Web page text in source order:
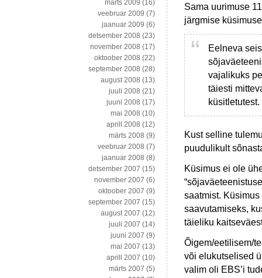
Sama uurimuse
järgmise
Eelneva
vajalikuks
täiesti
küsitletutest.
Kust selline
puudulikult
Küsimus ei ole
saatmist.
saavutamiseks,
täieliku
Õigem/eetilisem/
või elukutselised
valim oli EBS’i
märts 2009 (16)
veebruar 2009 (7)
jaanuar 2009 (6)
detsember 2008 (23)
november 2008 (17)
oktoober 2008 (22)
september 2008 (28)
august 2008 (13)
juuli 2008 (21)
juuni 2008 (17)
mai 2008 (10)
aprill 2008 (12)
märts 2008 (9)
veebruar 2008 (7)
jaanuar 2008 (8)
detsember 2007 (15)
november 2007 (6)
oktoober 2007 (9)
september 2007 (15)
august 2007 (12)
juuli 2007 (14)
juuni 2007 (9)
mai 2007 (13)
aprill 2007 (10)
märts 2007 (5)